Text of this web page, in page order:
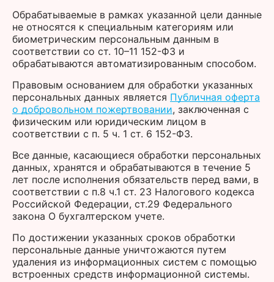
Обрабатываемые в рамках указанной цели данные
не относятся к специальным категориям или
биометрическим персональным данным в
соответствии со ст. 10–11 152-ФЗ и
обрабатываются автоматизированным способом.
Правовым основанием для обработки указанных
персональных данных является Публичная оферта
о добровольном пожертвовании, заключенная с
физическим или юридическим лицом в
соответствии с п. 5 ч. 1 ст. 6 152-ФЗ.
Все данные, касающиеся обработки персональных
данных, хранятся и обрабатываются в течение 5
лет после исполнения обязательств перед вами, в
соответствии с п.8 ч.1 ст. 23 Налогового кодекса
Российской Федерации, ст.29 Федерального
закона О бухгалтерском учете.
По достижении указанных сроков обработки
персональные данные уничтожаются путем
удаления из информационных систем с помощью
встроенных средств информационной системы.